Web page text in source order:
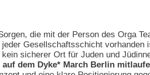
die mit der Person des Orga
Gesellschaftsschicht
sicherer Ort für Juden und
dem Dyke* March Berlin